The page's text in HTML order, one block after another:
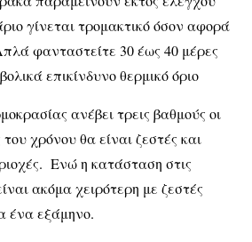
γίνεται τρομακτικό όσον αφορά
φανταστείτε 30 έως 40 μέρες
επικίνδυνο θερμικό όριο
ανέβει τρεις βαθμούς οι
χρόνου θα είναι ζεστές και
Ενώ η κατάσταση στις
ακόμα χειρότερη με ζεστές
ένα εξάμηνο.